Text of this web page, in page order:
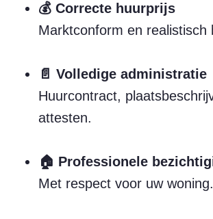
💰 Correcte huurprijs
Marktconform en realistisch
📄 Volledige administratie
Huurcontract,
attesten.
🏠 Professionele
Met respect voor uw woning.